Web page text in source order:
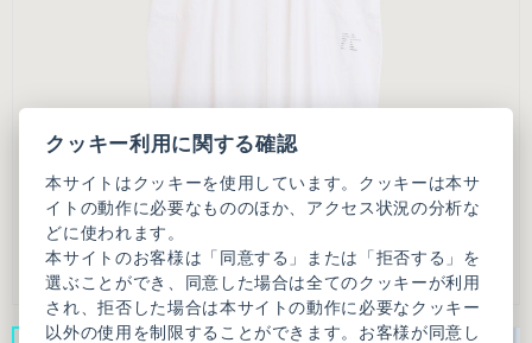
クッキー利用に関する確認
本サイトはクッキーを使用しています。クッキーは本サ
イトの動作に必要なもののほか、アクセス状況の分析な
どに使われます。
本サイトのお客様は「同意する」または「拒否する」を
選ぶことができ、同意した場合は全てのクッキーが利用
され、拒否した場合は本サイトの動作に必要なクッキー
以外の使用を制限することができます。お客様が同意し